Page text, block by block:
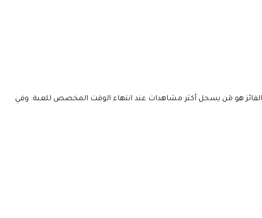
الفائز هو مَن يسجل أكثر مشاهدات عند انتهاء الوقت المخصص للعبة. وفي